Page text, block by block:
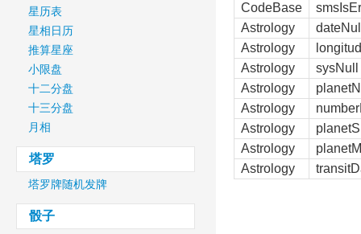
星历表
星相日历
推算星座
小限盘
十二分盘
十三分盘
月相
塔罗
塔罗牌随机发牌
骰子
CodeBase
Astrology
Astrology
Astrology
sysNull
Astrology
Astrology
Astrology
Astrology
Astrology